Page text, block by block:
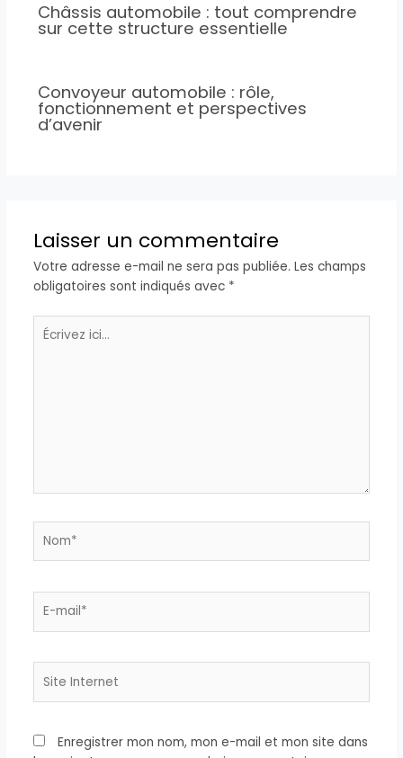
Châssis automobile : tout comprendre
sur cette structure essentielle
Convoyeur automobile : rôle,
fonctionnement et perspectives
d’avenir
Laisser un commentaire
Votre adresse e-mail ne sera pas publiée. Les champs
obligatoires sont indiqués avec *
Écrivez
ici…
mail*
Internet
Enregistrer mon nom, mon e-mail et mon site dans